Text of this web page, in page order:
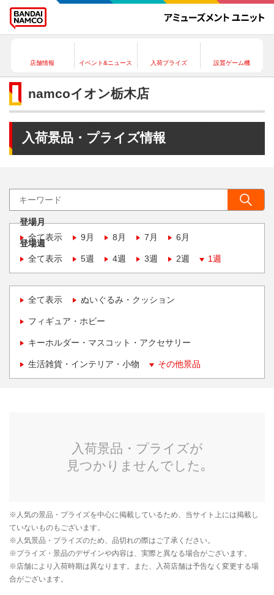
店舗情報 イベント&ニュース 入荷プライズ 設置ゲーム機
namcoイオン栃木店
入荷景品・プライズ情報
登場月
全て表示
9月 8月 7月 6月
登場週
全て表示
5週 4週 3週 2週 1週
全て表示 ぬいぐるみ・クッション
フィギュア・ホビー
キーホルダー・マスコット・アクセサリー
生活雑貨・インテリア・小物 その他景品